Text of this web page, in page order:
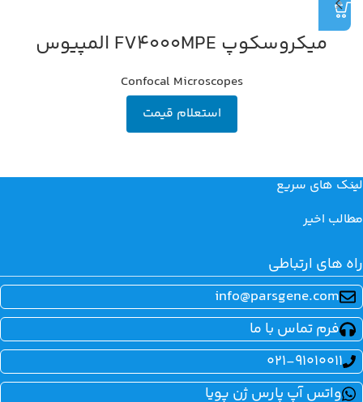
میکروسکوپ FV4000MPE المپیوس
Confocal Microscopes
استعلام قیمت
لینک های سریع
مطالب اخیر
راه های ارتباطی
info@parsgene.com
فرم تماس با ما
021-91010011
واتس آپ پارس ژن پویا